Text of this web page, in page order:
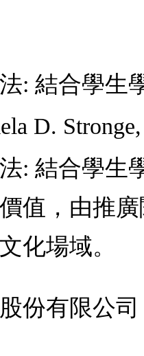
: 結合學生
D.
: 結合學生
值，由推
化場域。
份有限公司